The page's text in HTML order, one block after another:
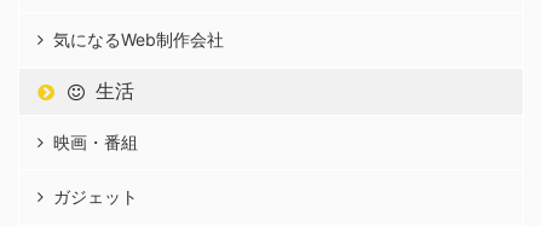
気になるWeb制作会社
生活
映画・番組
ガジェット